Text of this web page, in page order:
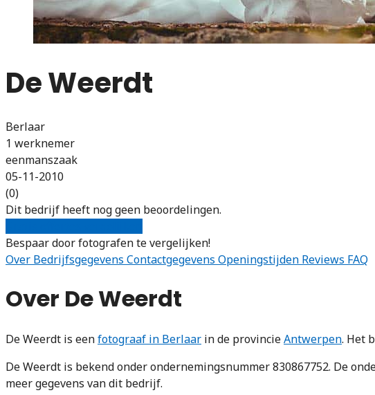
De Weerdt
Berlaar
1 werknemer
eenmanszaak
05-11-2010
(0)
Dit bedrijf heeft nog geen beoordelingen.
Bespaar door fotografen te vergelijken!
Over Bedrijfsgegevens Contactgegevens Openingstijden Reviews FAQ
Over De Weerdt
De Weerdt is eenfotograaf in Berlaar in de provincieAntwerpen. Het
De Weerdt is bekend onder ondernemingsnummer 830867752. De
meer gegevens van dit bedrijf.